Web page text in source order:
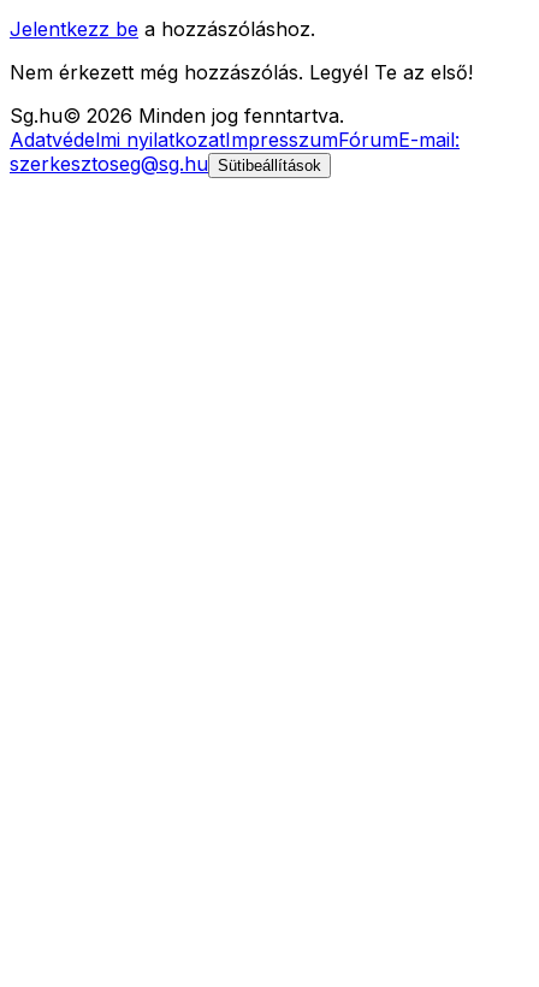
Jelentkezz be a hozzászóláshoz.
Nem érkezett még hozzászólás. Legyél Te az első!
Sg.hu© 2026 Minden jog fenntartva.
Adatvédelmi nyilatkozatImpresszumFórumE-mail:
szerkesztoseg@sg.hu Sütibeállítások